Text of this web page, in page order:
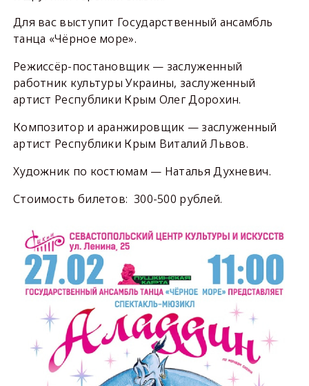
Для вас выступит Государственный ансамбль
танца «Чёрное море».
Режиссёр-постановщик — заслуженный
работник культуры Украины, заслуженный
артист Республики Крым Олег Дорохин.
Композитор и аранжировщик — заслуженный
артист Республики Крым Виталий Львов.
Художник по костюмам — Наталья Духневич.
Стоимость билетов: 300-500 рублей.